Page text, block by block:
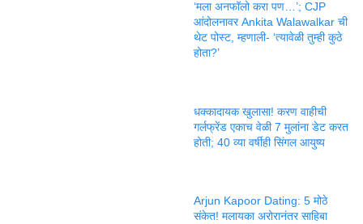
‘मला अनफॉलो करा पण…’; CJP
आंदोलनावर Ankita Walawalkar ची
थेट पोस्ट, म्हणाली- ‘त्यावेळी तुम्ही कुठे
होता?’
धक्कादायक खुलासा! करण वाहीची
गर्लफ्रेंड एकाच वेळी 7 मुलांना डेट करत
होती; 40 व्या वर्षीही सिंगल आयुष्य
Arjun Kapoor Dating: 5 मोठे
संकेत! मलायका अरोरानंतर साहिबा